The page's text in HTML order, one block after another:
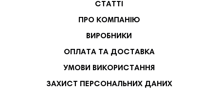
СТАТТІ
ПРО КОМПАНІЮ
ВИРОБНИКИ
ОПЛАТА ТА ДОСТАВКА
УМОВИ ВИКОРИСТАННЯ
ЗАХИСТ ПЕРСОНАЛЬНИХ ДАНИХ